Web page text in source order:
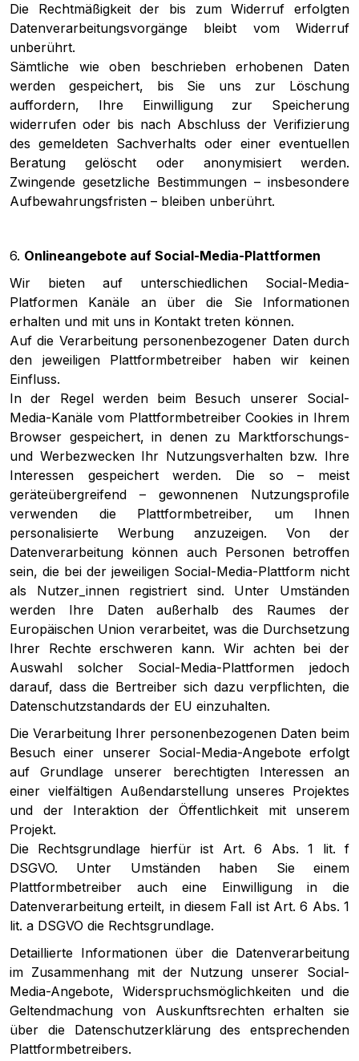
Die Rechtmäßigkeit der bis zum Widerruf erfolgten
Datenverarbeitungsvorgänge bleibt vom Widerruf
unberührt.
Sämtliche wie oben beschrieben erhobenen Daten
werden gespeichert, bis Sie uns zur Löschung
auffordern, Ihre Einwilligung zur Speicherung
widerrufen oder bis nach Abschluss der Verifizierung
des gemeldeten Sachverhalts oder einer eventuellen
Beratung gelöscht oder anonymisiert werden.
Zwingende gesetzliche Bestimmungen – insbesondere
Aufbewahrungsfristen – bleiben unberührt.
6. Onlineangebote auf Social-Media-Plattformen
Wir bieten auf unterschiedlichen Social-Media-
Platformen Kanäle an über die Sie Informationen
erhalten und mit uns in Kontakt treten können.
Auf die Verarbeitung personenbezogener Daten durch
den jeweiligen Plattformbetreiber haben wir keinen
Einfluss.
In der Regel werden beim Besuch unserer Social-
Media-Kanäle vom Plattformbetreiber Cookies in Ihrem
Browser gespeichert, in denen zu Marktforschungs-
und Werbezwecken Ihr Nutzungsverhalten bzw. Ihre
Interessen gespeichert werden. Die so – meist
geräteübergreifend – gewonnenen Nutzungsprofile
verwenden die Plattformbetreiber, um Ihnen
personalisierte Werbung anzuzeigen. Von der
Datenverarbeitung können auch Personen betroffen
sein, die bei der jeweiligen Social-Media-Plattform nicht
als Nutzer_innen registriert sind. Unter Umständen
werden Ihre Daten außerhalb des Raumes der
Europäischen Union verarbeitet, was die Durchsetzung
Ihrer Rechte erschweren kann. Wir achten bei der
Auswahl solcher Social-Media-Plattformen jedoch
darauf, dass die Bertreiber sich dazu verpflichten, die
Datenschutzstandards der EU einzuhalten.
Die Verarbeitung Ihrer personenbezogenen Daten beim
Besuch einer unserer Social-Media-Angebote erfolgt
auf Grundlage unserer berechtigten Interessen an
einer vielfältigen Außendarstellung unseres Projektes
und der Interaktion der Öffentlichkeit mit unserem
Projekt.
Die Rechtsgrundlage hierfür ist Art. 6 Abs. 1 lit. f
DSGVO. Unter Umständen haben Sie einem
Plattformbetreiber auch eine Einwilligung in die
Datenverarbeitung erteilt, in diesem Fall ist Art. 6 Abs. 1
lit. a DSGVO die Rechtsgrundlage.
Detaillierte Informationen über die Datenverarbeitung
im Zusammenhang mit der Nutzung unserer Social-
Media-Angebote, Widerspruchsmöglichkeiten und die
Geltendmachung von Auskunftsrechten erhalten sie
über die Datenschutzerklärung des entsprechenden
Plattformbetreibers.